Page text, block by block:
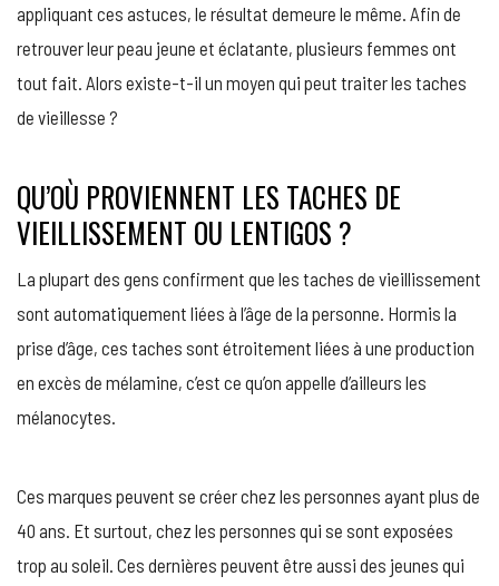
appliquant ces astuces, le résultat demeure le même. Afin de
retrouver leur peau jeune et éclatante, plusieurs femmes ont
tout fait. Alors existe-t-il un moyen qui peut traiter les taches
de vieillesse ?
QU’OÙ PROVIENNENT LES TACHES DE
VIEILLISSEMENT OU LENTIGOS ?
La plupart des gens confirment que les taches de vieillissement
sont automatiquement liées à l’âge de la personne. Hormis la
prise d’âge, ces taches sont étroitement liées à une production
en excès de mélamine, c’est ce qu’on appelle d’ailleurs les
mélanocytes.
Ces marques peuvent se créer chez les personnes ayant plus de
40 ans. Et surtout, chez les personnes qui se sont exposées
trop au soleil. Ces dernières peuvent être aussi des jeunes qui